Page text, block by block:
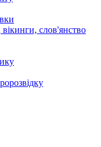
слов'янство